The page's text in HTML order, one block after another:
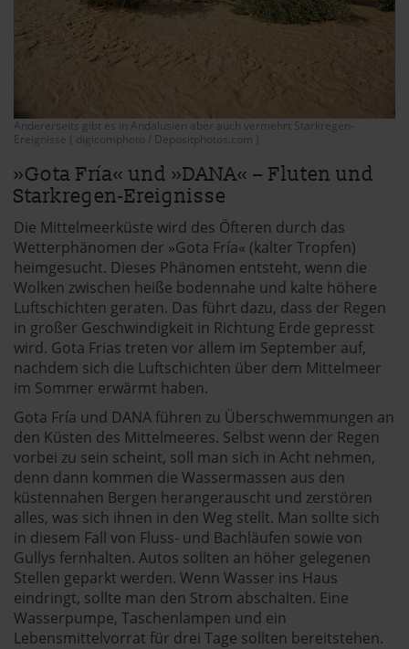
Andererseits gibt es in Andalusien aber auch vermehrt Starkregen-
Ereignisse ( digicomphoto / Depositphotos.com )
»Gota Fría« und »DANA« – Fluten und
Starkregen-Ereignisse
Die Mittelmeerküste wird des Öfteren durch das
Wetterphänomen der »Gota Fría« (kalter Tropfen)
heimgesucht. Dieses Phänomen entsteht, wenn die
Wolken zwischen heiße bodennahe und kalte höhere
Luftschichten geraten. Das führt dazu, dass der Regen
in großer Geschwindigkeit in Richtung Erde gepresst
wird. Gota Frias treten vor allem im September auf,
nachdem sich die Luftschichten über dem Mittelmeer
im Sommer erwärmt haben.
Gota Fría und DANA führen zu Überschwemmungen an
den Küsten des Mittelmeeres. Selbst wenn der Regen
vorbei zu sein scheint, soll man sich in Acht nehmen,
denn dann kommen die Wassermassen aus den
küstennahen Bergen herangerauscht und zerstören
alles, was sich ihnen in den Weg stellt. Man sollte sich
in diesem Fall von Fluss- und Bachläufen sowie von
Gullys fernhalten. Autos sollten an höher gelegenen
Stellen geparkt werden. Wenn Wasser ins Haus
eindringt, sollte man den Strom abschalten. Eine
Wasserpumpe, Taschenlampen und ein
Lebensmittelvorrat für drei Tage sollten bereitstehen.